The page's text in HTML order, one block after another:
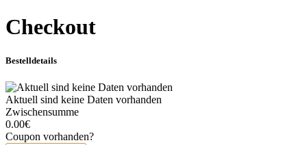
Checkout
Bestelldetails
Aktuell sind keine Daten vorhanden
Zwischensumme
0.00€
Coupon vorhanden?